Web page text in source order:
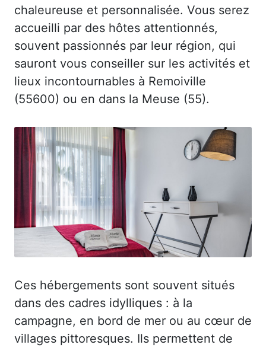
chaleureuse et personnalisée. Vous serez
accueilli par des hôtes attentionnés,
souvent passionnés par leur région, qui
sauront vous conseiller sur les activités et
lieux incontournables à Remoiville
(55600) ou en dans la Meuse (55).
Ces hébergements sont souvent situés
dans des cadres idylliques : à la
campagne, en bord de mer ou au cœur de
villages pittoresques. Ils permettent de